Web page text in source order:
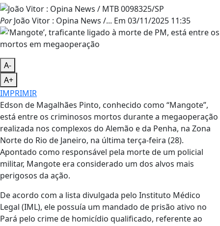
PorJoão Vitor : Opina News /... Em 03/11/2025 11:35
A-
A+
IMPRIMIR
Edson de Magalhães Pinto, conhecido como “Mangote”,
está entre os criminosos mortos durante a megaoperação
realizada nos complexos do Alemão e da Penha, na Zona
Norte do Rio de Janeiro, na última terça-feira (28).
Apontado como responsável pela morte de um policial
militar, Mangote era considerado um dos alvos mais
perigosos da ação.
De acordo com a lista divulgada pelo Instituto Médico
Legal (IML), ele possuía um mandado de prisão ativo no
Pará pelo crime de homicídio qualificado, referente ao